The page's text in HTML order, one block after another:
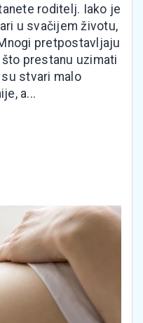
roditelj. Iako je
u svačijem životu,
pretpostavljaju
prestanu uzimati
stvari malo
a...